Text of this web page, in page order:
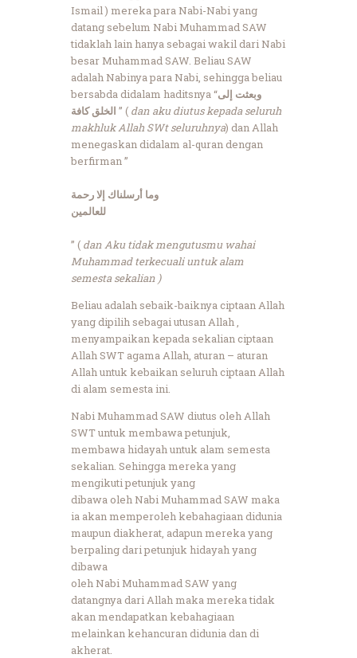
Ismail ) mereka para Nabi-Nabi yang
datang sebelum Nabi Muhammad SAW
tidaklah lain hanya sebagai wakil dari Nabi
besar Muhammad SAW. Beliau SAW
adalah Nabinya para Nabi, sehingga beliau
bersabda didalam haditsnya “وبعثت إلى
الخلق كافة ” ( dan aku diutus kepada seluruh
makhluk Allah SWt seluruhnya) dan Allah
menegaskan didalam al-quran dengan
berfirman ”
وما أرسلناك إلا رحمة
للعالمين
” ( dan Aku tidak mengutusmu wahai
Muhammad terkecuali untuk alam
semesta sekalian )
Beliau adalah sebaik-baiknya ciptaan Allah
yang dipilih sebagai utusan Allah ,
menyampaikan kepada sekalian ciptaan
Allah SWT agama Allah, aturan – aturan
Allah untuk kebaikan seluruh ciptaan Allah
di alam semesta ini.
Nabi Muhammad SAW diutus oleh Allah
SWT untuk membawa petunjuk,
membawa hidayah untuk alam semesta
sekalian. Sehingga mereka yang
mengikuti petunjuk yang
dibawa oleh Nabi Muhammad SAW maka
ia akan memperoleh kebahagiaan didunia
maupun diakherat, adapun mereka yang
berpaling dari petunjuk hidayah yang
dibawa
oleh Nabi Muhammad SAW yang
datangnya dari Allah maka mereka tidak
akan mendapatkan kebahagiaan
melainkan kehancuran didunia dan di
akherat.